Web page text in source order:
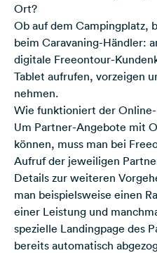
Ort?
Ob auf dem Campingplatz,
beim Caravaning-Händler:
digitale Freeontour-
Tablet aufrufen, vorzeigen
nehmen.
Wie funktioniert der
Um Partner-Angebote mit
können, muss man bei
Aufruf der jeweiligen
Details zur weiteren
man beispielsweise einen
einer Leistung und
spezielle Landingpage des
bereits automatisch